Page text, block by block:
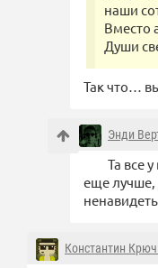
наши
Вместо
Души
Так что…
Энди
Та все
еще лучше,
Константин